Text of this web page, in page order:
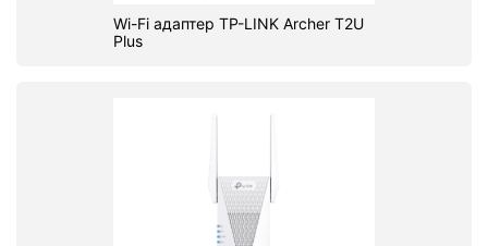
Wi-Fi адаптер TP-LINK Archer T2U
Plus